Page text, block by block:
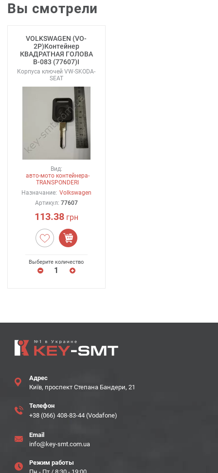
Вы смотрели
VOLKSWAGEN (VO-
2P)Контейнер
КВАДРАТНАЯ ГОЛОВА
В-083 (77607)I
Корпуса ключей VW-SKODA-
SEAT
Вид:
авто-мото контейнера-
TRANSPONDERI
Назначание: Volkswagen
Артикул: 77607
113.38грн
Выберите количество
Адрес
Київ, проспект Степана Бандери, 21
Телефон
+38 (066) 408-83-44 (Vodafone)
Email
info@key-smt.com.ua
Режим работы